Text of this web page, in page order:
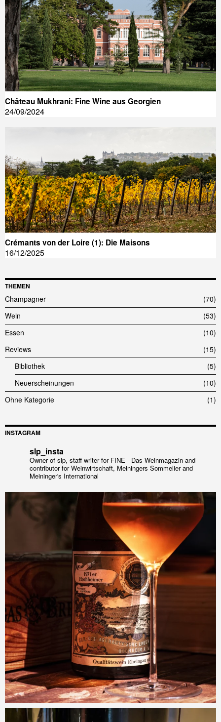
Château Mukhrani: Fine Wine aus Georgien
24/09/2024
Crémants von der Loire (1): Die Maisons
16/12/2025
THEMEN
Champagner
70
Wein
53
Essen
10
Reviews
15
Bibliothek
5
Neuerscheinungen
10
Ohne Kategorie
1
INSTAGRAM
slp_insta
Owner of slp, staff writer for FINE - Das Weinmagazin and
contributor for Weinwirtschaft, Meiningers Sommelier and
Meininger's International